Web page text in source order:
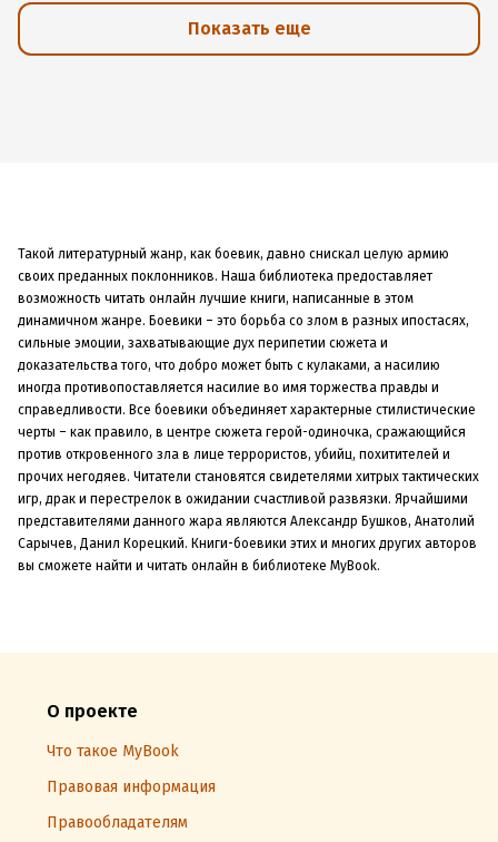
Показать еще
Такой литературный жанр, как боевик, давно снискал целую армию
своих преданных поклонников. Наша библиотека предоставляет
возможность читать онлайн лучшие книги, написанные в этом
динамичном жанре. Боевики – это борьба со злом в разных ипостасях,
сильные эмоции, захватывающие дух перипетии сюжета и
доказательства того, что добро может быть с кулаками, а насилию
иногда противопоставляется насилие во имя торжества правды и
справедливости. Все боевики объединяет характерные стилистические
черты – как правило, в центре сюжета герой-одиночка, сражающийся
против откровенного зла в лице террористов, убийц, похитителей и
прочих негодяев. Читатели становятся свидетелями хитрых тактических
игр, драк и перестрелок в ожидании счастливой развязки. Ярчайшими
представителями данного жара являются Александр Бушков, Анатолий
Сарычев, Данил Корецкий. Книги-боевики этих и многих других авторов
вы сможете найти и читать онлайн в библиотеке MyBook.
О проекте
Что такое MyBook
Правовая информация
Правообладателям